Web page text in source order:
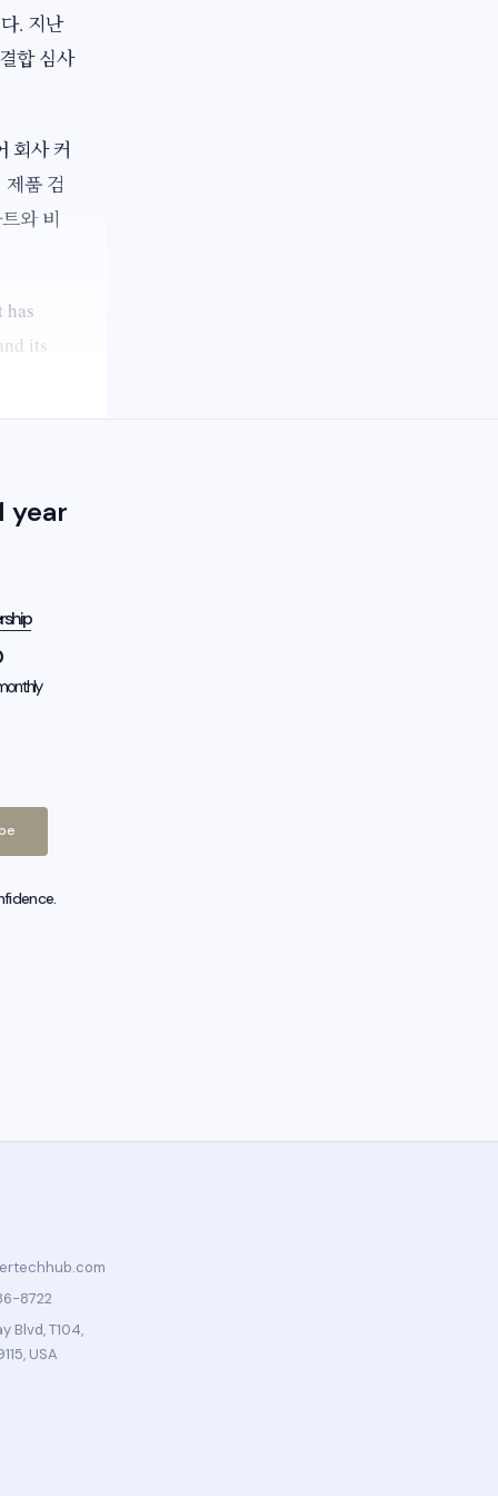
. 지난
합 심사
회사 커
품 검
와 비
has
its
year
8722
Blvd, T104,
USA